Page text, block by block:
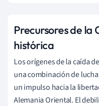
Precursores de la
histórica
Los orígenes de la caída
una combinación de
un impulso hacia la
Alemania Oriental. El